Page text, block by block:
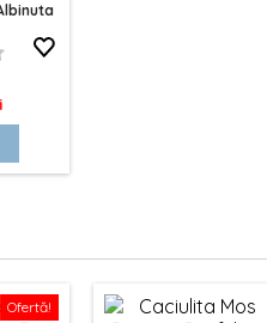
Ofertă!